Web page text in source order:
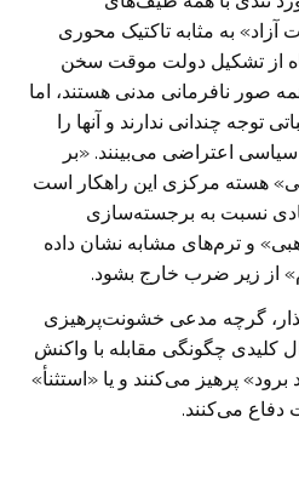
آزاد» به مثابه تاکتیک محوری
گاه از تشکیل دولت موقت سخن
صور نافرمانی مدنی هستند، اما
توجه چندانی ندارند و آنها را
اعتراضی می‌بینند. «بر
هسته مرکزی این راهکار است
نسبت به برجسته‌سازی
و ترم‌های مشابه نشان داده
از زیر ضرب خارج بشود.
گرچه مدعی خشونت‌پرهیزی
کلیدی چگونگی مقابله با واکنش
پرهیز می‌کنند و یا «استثنأ»
می‌کنند.